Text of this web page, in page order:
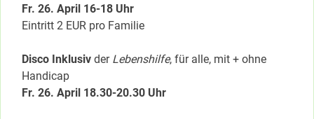
Fr. 26. April 16-18 Uhr
Eintritt 2 EUR pro Familie
Disco Inklusiv der Lebenshilfe, für alle, mit + ohne
Handicap
Fr. 26. April 18.30-20.30 Uhr